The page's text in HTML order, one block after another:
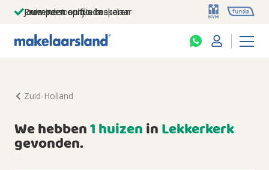
Jouw persoonlijke makelaar
Duizenden euro's besparen
Prominent op funda
Zuid-Holland
We hebben1 huizeninLekkerkerk
gevonden.